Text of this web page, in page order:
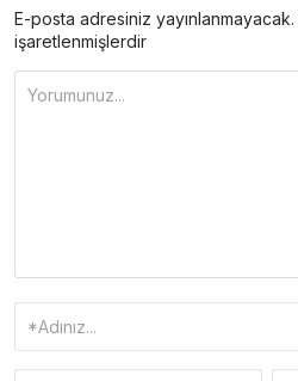
E-posta adresiniz yayınlanmayacak.
işaretlenmişlerdir